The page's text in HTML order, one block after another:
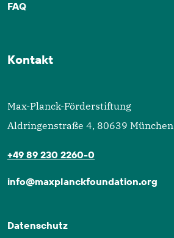
FAQ
Kontakt
Max-Planck-Förderstiftung
Aldringenstraße 4, 80639 München
+49 89 230 2260-0
info@maxplanckfoundation.org
Datenschutz